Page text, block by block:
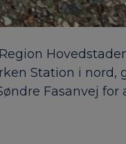
Station i nord,
Fasanvej for